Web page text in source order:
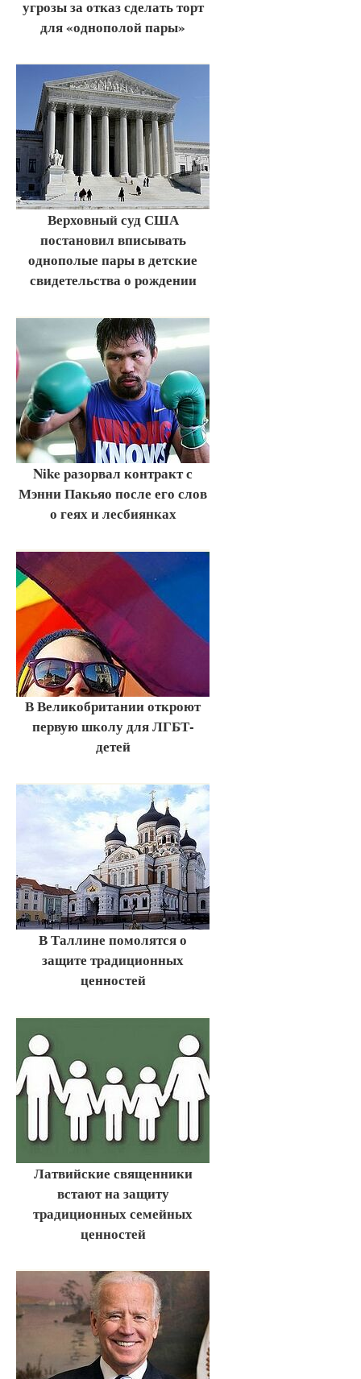
угрозы за отказ сделать торт
для «однополой пары»
Верховный суд США
постановил вписывать
однополые пары в детские
свидетельства о рождении
Nike разорвал контракт с
Мэнни Пакьяо после его слов
о геях и лесбиянках
В Великобритании откроют
первую школу для ЛГБТ-
детей
В Таллине помолятся о
защите традиционных
ценностей
Латвийские священники
встают на защиту
традиционных семейных
ценностей